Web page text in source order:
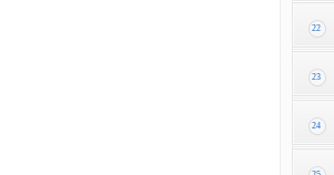
22
23
24